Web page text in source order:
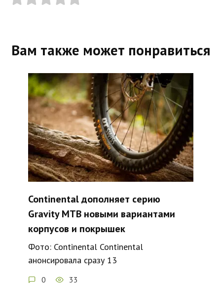
Вам также может понравиться
Continental дополняет серию
Gravity MTB новыми вариантами
корпусов и покрышек
Фото: Continental Continental
анонсировала сразу 13
0 33